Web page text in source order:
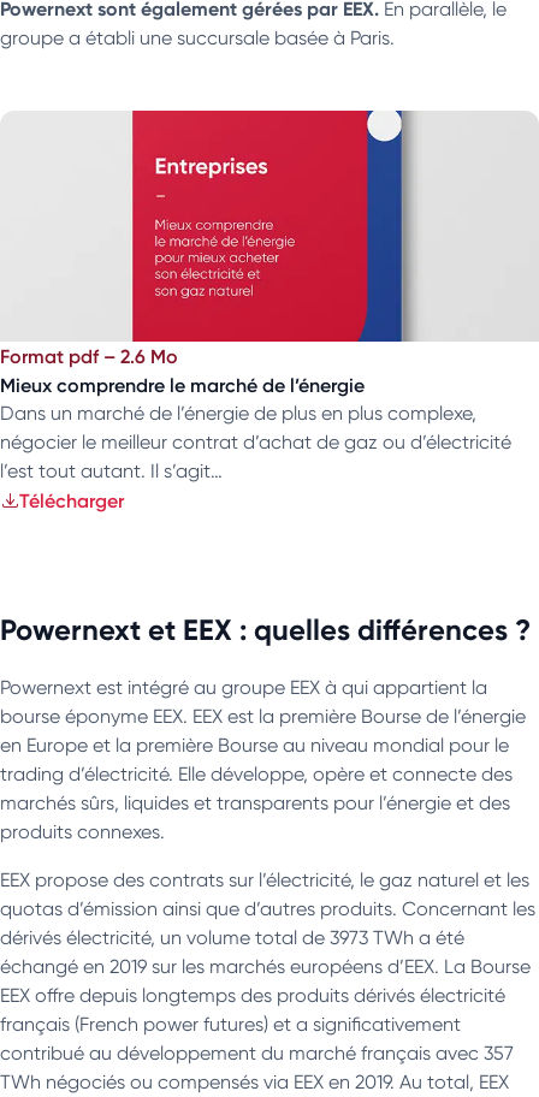
Powernext sont également gérées par EEX. En parallèle, le
groupe a établi une succursale basée à Paris.
Format pdf – 2.6 Mo
Mieux comprendre le marché de l’énergie
Dans un marché de l’énergie de plus en plus complexe,
négocier le meilleur contrat d’achat de gaz ou d’électricité
l’est tout autant. Il s’agit…
Télécharger
Powernext et EEX : quelles différences ?
Powernext est intégré au groupe EEX à qui appartient la
bourse éponyme EEX. EEX est la première Bourse de l’énergie
en Europe et la première Bourse au niveau mondial pour le
trading d’électricité. Elle développe, opère et connecte des
marchés sûrs, liquides et transparents pour l’énergie et des
produits connexes.
EEX propose des contrats sur l’électricité, le gaz naturel et les
quotas d’émission ainsi que d’autres produits. Concernant les
dérivés électricité, un volume total de 3973 TWh a été
échangé en 2019 sur les marchés européens d’EEX. La Bourse
EEX offre depuis longtemps des produits dérivés électricité
français (French power futures) et a significativement
contribué au développement du marché français avec 357
TWh négociés ou compensés via EEX en 2019. Au total, EEX